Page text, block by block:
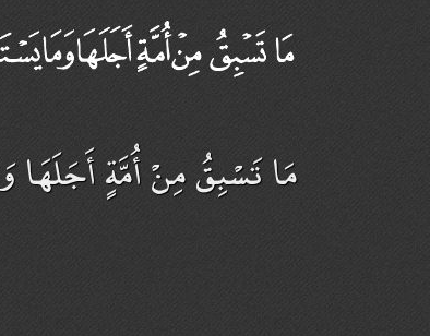
مَا تَسْبِقُ مِنْ أُمَّةٍ أَجَلَهَا